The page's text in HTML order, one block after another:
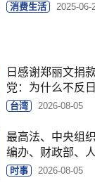
消费生活 2025-06-
日感谢郑丽文捐
党：为什么不反日
台湾 2026-08-05
最高法、中央组
编办、财政部、
时事 2026-08-05